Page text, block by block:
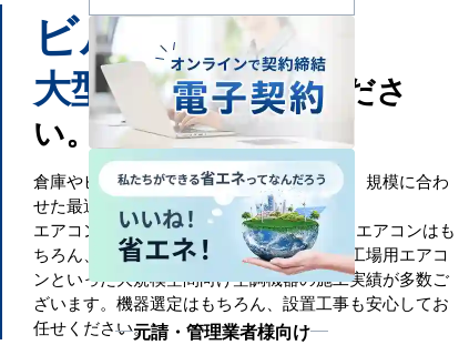
ビル 工場などの
大型施設もお任せくださ
い。
倉庫やビル・工場といった大規模空間には、規模に合わ
せた最適な空調設備が必要です。
エアコンセンターACでは、一般的な業務用エアコンはも
ちろん、ビル用マルチエアコンや設備用・工場用エアコ
ンといった大規模空間向け空調機器の施工実績が多数ご
ざいます。機器選定はもちろん、設置工事も安心してお
任せください。元請・管理業者様向け